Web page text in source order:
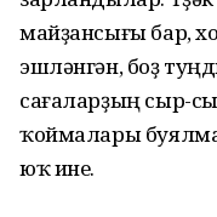
майҙансығы бар,
эшләнгән, боҙ
сағаларҙың сыр-
ҡоймалары
юҡ ине.